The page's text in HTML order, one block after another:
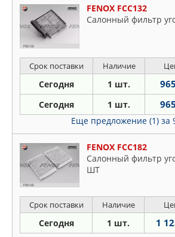
FENOX FCC132
Салонный фильтр
Срок поставки Наличие
Сегодня 1 шт.
Сегодня 1 шт.
Еще предложение (1) за
FENOX FCC182
Салонный фильтр
ШТ
Срок поставки Наличие
Сегодня 1 шт. 1